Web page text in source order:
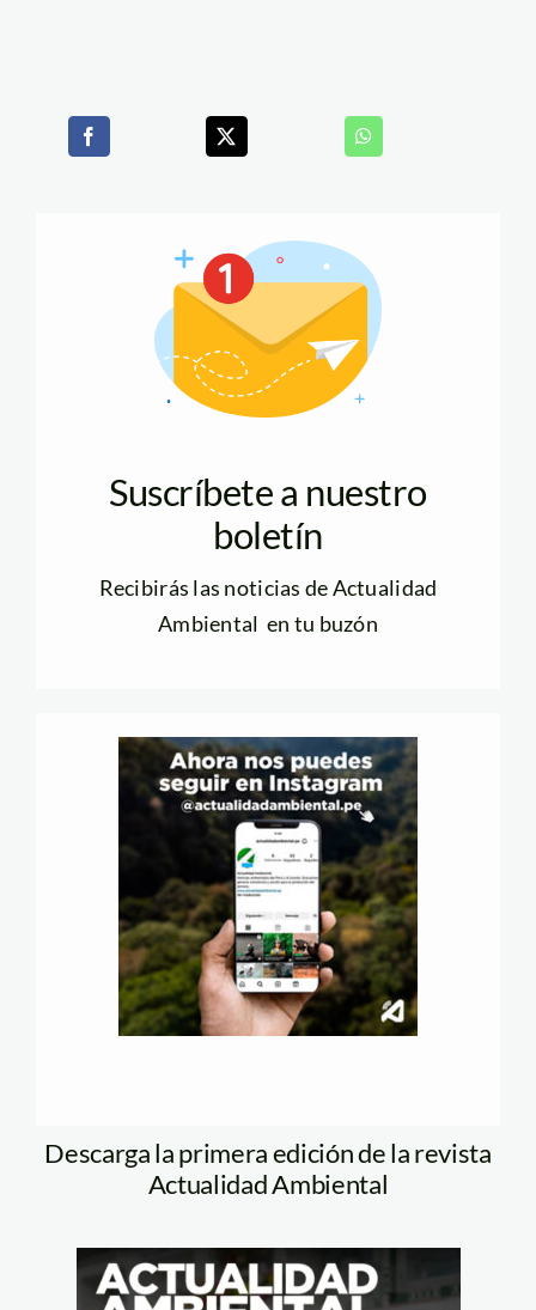
Suscríbete a nuestro
boletín
Recibirás las noticias de Actualidad
Ambiental en tu buzón
Descarga la primera edición de la revista
Actualidad Ambiental